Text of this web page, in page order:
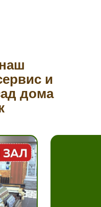
и
дома